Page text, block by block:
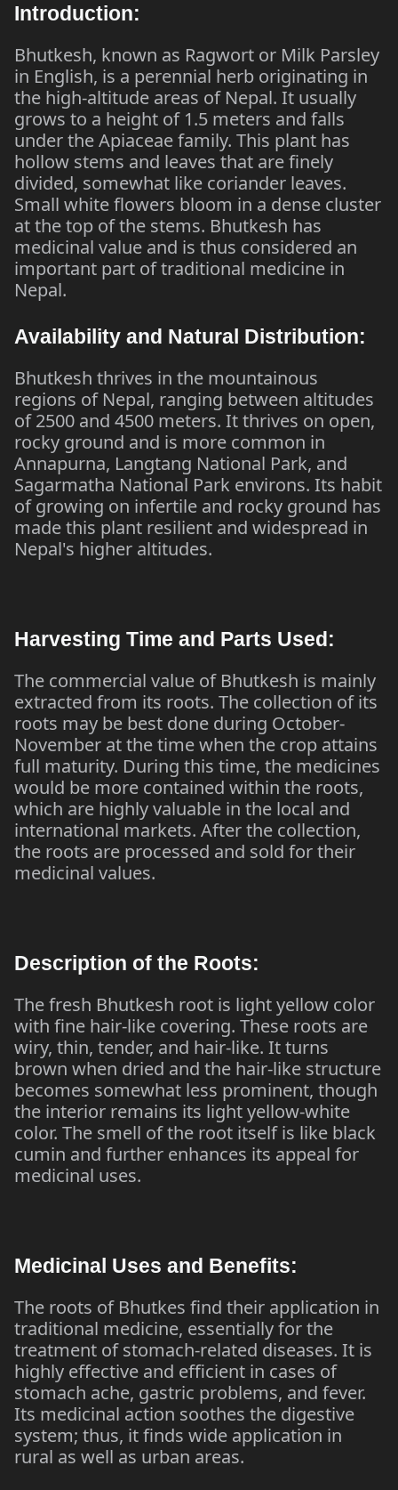
Introduction:
Bhutkesh, known as Ragwort or Milk Parsley
in English, is a perennial herb originating in
the high-altitude areas of Nepal. It usually
grows to a height of 1.5 meters and falls
under the Apiaceae family. This plant has
hollow stems and leaves that are finely
divided, somewhat like coriander leaves.
Small white flowers bloom in a dense cluster
at the top of the stems. Bhutkesh has
medicinal value and is thus considered an
important part of traditional medicine in
Nepal.
Availability and Natural Distribution:
Bhutkesh thrives in the mountainous
regions of Nepal, ranging between altitudes
of 2500 and 4500 meters. It thrives on open,
rocky ground and is more common in
Annapurna, Langtang National Park, and
Sagarmatha National Park environs. Its habit
of growing on infertile and rocky ground has
made this plant resilient and widespread in
Nepal's higher altitudes.
Harvesting Time and Parts Used:
The commercial value of Bhutkesh is mainly
extracted from its roots. The collection of its
roots may be best done during October-
November at the time when the crop attains
full maturity. During this time, the medicines
would be more contained within the roots,
which are highly valuable in the local and
international markets. After the collection,
the roots are processed and sold for their
medicinal values.
Description of the Roots:
The fresh Bhutkesh root is light yellow color
with fine hair-like covering. These roots are
wiry, thin, tender, and hair-like. It turns
brown when dried and the hair-like structure
becomes somewhat less prominent, though
the interior remains its light yellow-white
color. The smell of the root itself is like black
cumin and further enhances its appeal for
medicinal uses.
Medicinal Uses and Benefits:
The roots of Bhutkes find their application in
traditional medicine, essentially for the
treatment of stomach-related diseases. It is
highly effective and efficient in cases of
stomach ache, gastric problems, and fever.
Its medicinal action soothes the digestive
system; thus, it finds wide application in
rural as well as urban areas.